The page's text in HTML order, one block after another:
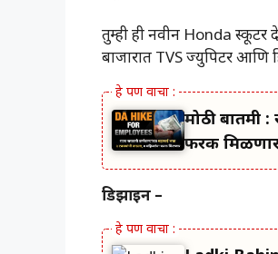
तुम्ही ही नवीन Honda
बाजारात TVS ज्युपिटर आणि
मोठी बातमी :
फरक
डिझाइन –